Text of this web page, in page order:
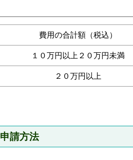
費用の合計額（税込）
１０万円以上２０万円未満
２０万円以上
申請方法